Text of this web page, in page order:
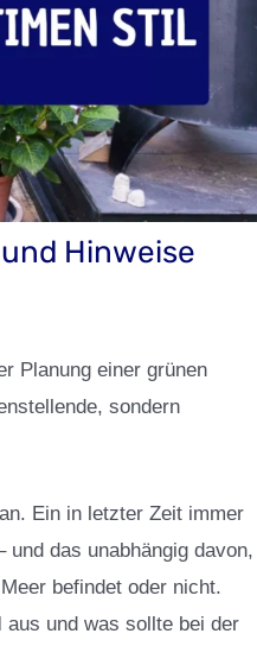
Hinweise
Planung einer grünen
sondern
Ein in letzter Zeit immer
das unabhängig davon,
befindet oder nicht.
aus und was sollte bei der